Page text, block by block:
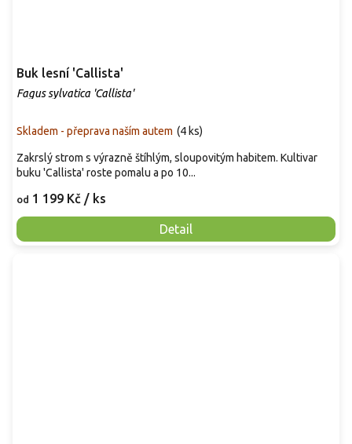
Buk lesní 'Callista'
Fagus sylvatica 'Callista'
Skladem - přeprava naším autem (4 ks)
od 1 199 Kč / ks
Detail
Zakrslý strom s výrazně štíhlým, sloupovitým habitem. Kultivar
buku 'Callista' roste pomalu a po 10...